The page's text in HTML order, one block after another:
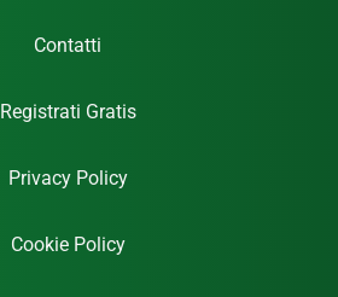
Contatti
Registrati Gratis
Privacy Policy
Cookie Policy